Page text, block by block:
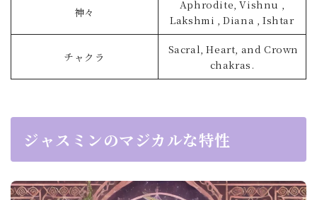
神々
Aphrodite, Vishnu ,
Lakshmi , Diana , Ishtar
チャクラ
Sacral, Heart, and Crown
chakras.
ジャスミンのマジカルな特性